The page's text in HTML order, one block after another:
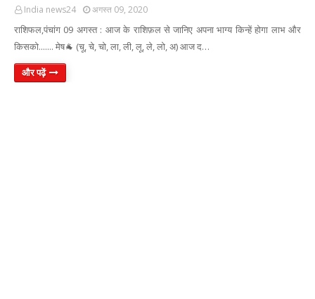
India news24 अगस्त 09, 2020
राशिफल,पंचांग 09 अगस्त : आज के राशिफ़ल से जानिए अपना भाग्य किन्हें होगा लाभ और
किसको....... मेष🐐 (चू, चे, चो, ला, ली, लू, ले, लो, अ) आज द…
और पढ़ें